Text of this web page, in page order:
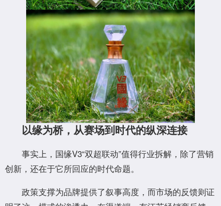
以缘为桥，从赛场到时代的纵深连接
事实上，国缘V3“双超联动”值得行业拆解，除了营销
创新，还在于它所回应的时代命题。
政策支撑为品牌提供了叙事高度，而市场的反馈则证